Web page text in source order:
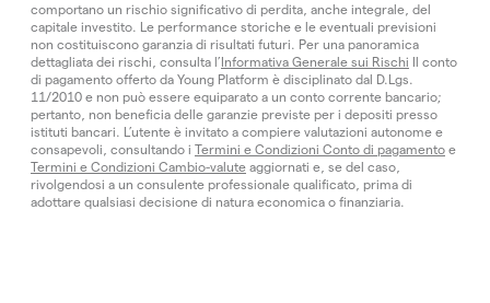
comportano un rischio significativo di perdita, anche integrale, del
capitale investito. Le performance storiche e le eventuali previsioni
non costituiscono garanzia di risultati futuri. Per una panoramica
dettagliata dei rischi, consulta l’Informativa Generale sui Rischi Il conto
di pagamento offerto da Young Platform è disciplinato dal D.Lgs.
11/2010 e non può essere equiparato a un conto corrente bancario;
pertanto, non beneficia delle garanzie previste per i depositi presso
istituti bancari. L’utente è invitato a compiere valutazioni autonome e
consapevoli, consultando i Termini e Condizioni Conto di pagamento e
Termini e Condizioni Cambio-valute aggiornati e, se del caso,
rivolgendosi a un consulente professionale qualificato, prima di
adottare qualsiasi decisione di natura economica o finanziaria.